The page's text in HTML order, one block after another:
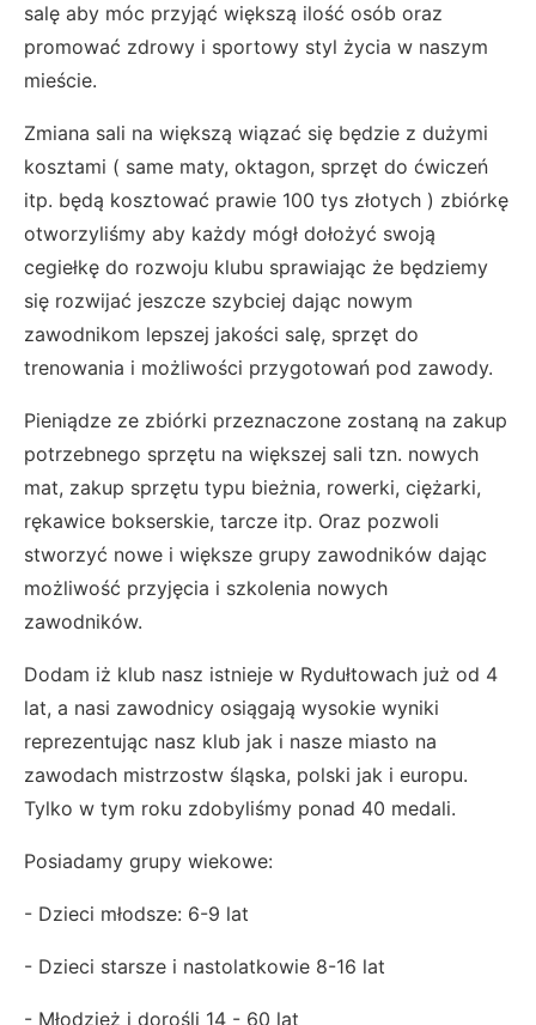
salę aby móc przyjąć większą ilość osób oraz
promować zdrowy i sportowy styl życia w naszym
mieście.
Zmiana sali na większą wiązać się będzie z dużymi
kosztami ( same maty, oktagon, sprzęt do ćwiczeń
itp. będą kosztować prawie 100 tys złotych ) zbiórkę
otworzyliśmy aby każdy mógł dołożyć swoją
cegiełkę do rozwoju klubu sprawiając że będziemy
się rozwijać jeszcze szybciej dając nowym
zawodnikom lepszej jakości salę, sprzęt do
trenowania i możliwości przygotowań pod zawody.
Pieniądze ze zbiórki przeznaczone zostaną na zakup
potrzebnego sprzętu na większej sali tzn. nowych
mat, zakup sprzętu typu bieżnia, rowerki, ciężarki,
rękawice bokserskie, tarcze itp. Oraz pozwoli
stworzyć nowe i większe grupy zawodników dając
możliwość przyjęcia i szkolenia nowych
zawodników.
Dodam iż klub nasz istnieje w Rydułtowach już od 4
lat, a nasi zawodnicy osiągają wysokie wyniki
reprezentując nasz klub jak i nasze miasto na
zawodach mistrzostw śląska, polski jak i europu.
Tylko w tym roku zdobyliśmy ponad 40 medali.
Posiadamy grupy wiekowe:
- Dzieci młodsze: 6-9 lat
- Dzieci starsze i nastolatkowie 8-16 lat
- Młodzież i dorośli 14 - 60 lat